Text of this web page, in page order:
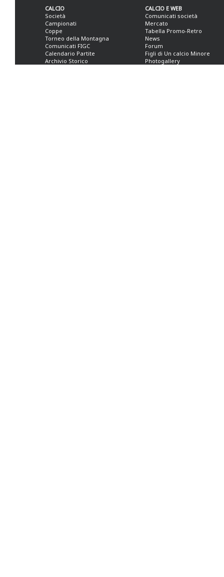
CALCIO
Società
Campionati
Coppe
Torneo della Montagna
Comunicati FIGC
Calendario Partite
Archivio Storico
CALCIO E WEB
Comunicati società
Mercato
Tabella Promo-Retro
News
Forum
Figli di Un calcio Minore
Photogallery